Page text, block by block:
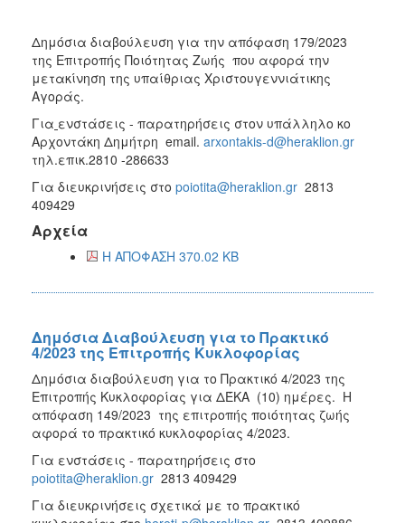
Δημόσια διαβούλευση για την απόφαση 179/2023
της Επιτροπής Ποιότητας Ζωής που αφορά την
μετακίνηση της υπαίθριας Χριστουγεννιάτικης
Αγοράς.
Για ενστάσεις - παρατηρήσεις στον υπάλληλο κο
Αρχοντάκη Δημήτρη email. arxontakis-d@heraklion.gr
τηλ.επικ.2810 -286633
Για διευκρινήσεις στο poiotita@heraklion.gr 2813
409429
Αρχεία
Η ΑΠΟΦΑΣΗ 370.02 KB
Δημόσια Διαβούλευση για το Πρακτικό
4/2023 της Επιτροπής Κυκλοφορίας
Δημόσια διαβούλευση για το Πρακτικό 4/2023 της
Επιτροπής Κυκλοφορίας για ΔΈΚΑ (10) ημέρες. Η
απόφαση 149/2023 της επιτροπής ποιότητας ζωής
αφορά το πρακτικό κυκλοφορίας 4/2023.
Για ενστάσεις - παρατηρήσεις στο
poiotita@heraklion.gr 2813 409429
Για διευκρινήσεις σχετικά με το πρακτικό